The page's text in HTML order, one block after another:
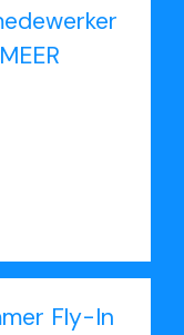
Fly-In